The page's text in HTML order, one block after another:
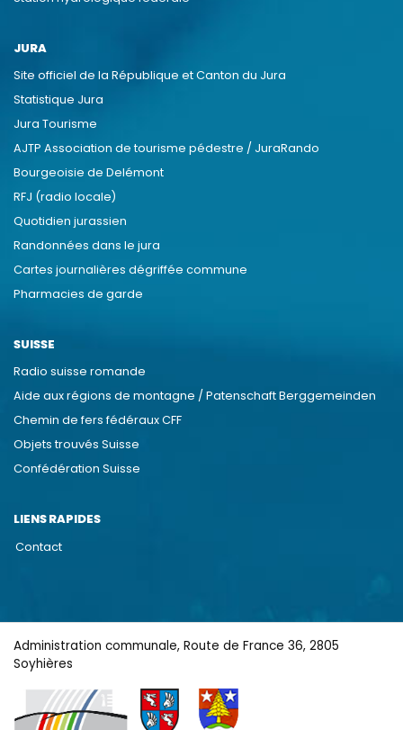
JURA
Site officiel de la République et Canton du Jura
Statistique Jura
Jura Tourisme
AJTP Association de tourisme pédestre / JuraRando
Bourgeoisie de Delémont
RFJ (radio locale)
Quotidien jurassien
Randonnées dans le jura
Cartes journalières dégriffée commune
Pharmacies de garde
SUISSE
Radio suisse romande
Aide aux régions de montagne / Patenschaft Berggemeinden
Chemin de fers fédéraux CFF
Objets trouvés Suisse
Confédération Suisse
LIENS RAPIDES
Contact
Administration communale, Route de France 36, 2805
Soyhières